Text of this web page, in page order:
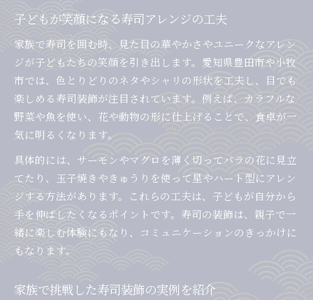
子どもが笑顔になる寿司アレンジの工夫
家族で寿司を囲む時、見た目の華やかさやユニークなアレン
ジが子どもたちの笑顔を引き出します。愛知県豊田市や小牧
市では、色とりどりのネタやシャリの形状を工夫し、目でも
楽しめる寿司装飾が注目されています。例えば、カラフルな
野菜や魚を使い、花や動物の形に仕上げることで、食卓が一
気に明るくなります。
具体的には、サーモンやマグロを薄く切ってバラの花に見立
てたり、玉子焼きやきゅうりを使って星やハート型にアレン
ジする方法があります。これらの工夫は、子どもが自分から
手を伸ばしたくなるポイントです。寿司の装飾は、親子で一
緒に楽しむ体験にもなり、コミュニケーションのきっかけに
もなります。
家族で挑戦した寿司装飾の実例を紹介